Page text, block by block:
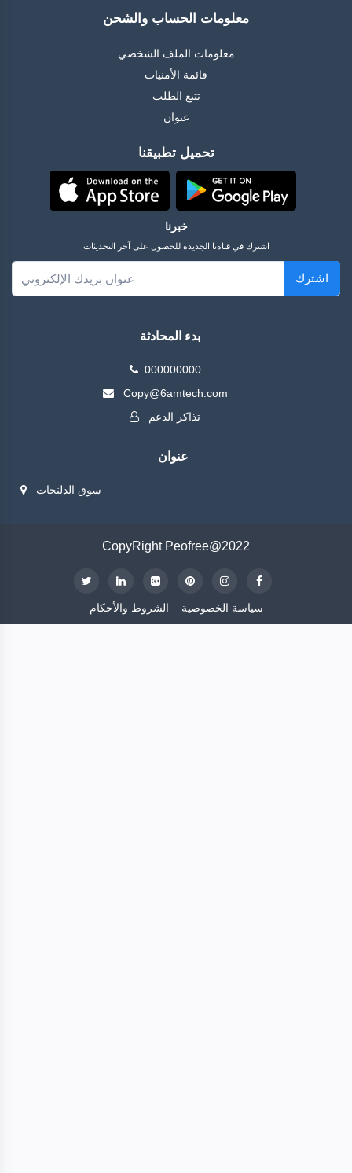
معلومات الحساب والشحن
معلومات الملف الشخصي
قائمة الأمنيات
تتبع الطلب
عنوان
تحميل تطبيقنا
خبرنا
اشترك في قناةنا الجديدة للحصول على آخر التحديثات
اشترك
بدء المحادثة
000000000
Copy@6amtech.com
تذاكر الدعم
عنوان
سوق الدلنجات
CopyRight Peofree@2022
الشروط والأحكام سياسة الخصوصية